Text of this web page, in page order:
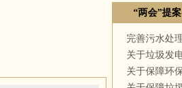
“两会”提案